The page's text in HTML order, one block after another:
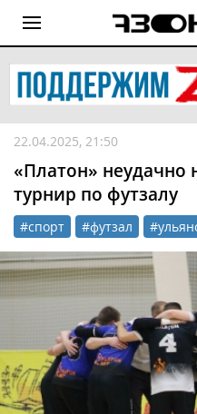
22.04.2025, 21:50
«Платон»
турнир по футзалу
#спорт #футзал